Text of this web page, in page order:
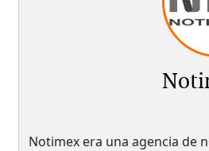
Notimex era una agencia de